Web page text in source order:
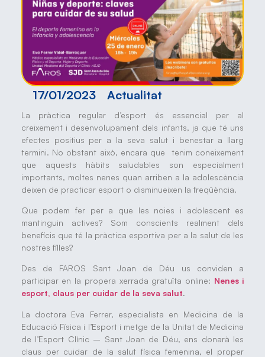
17/01/2023 Actualitat
La pràctica regular d’esport és essencial per al
creixement i desenvolupament dels infants, ja que té uns
efectes positius per a la seva salut i benestar a llarg
termini. No obstant això, encara que tenim coneixement
que aquests hàbits saludables son especialment
importants, moltes nenes quan arriben a la adolescència
deixen de practicar esport o disminueixen la freqüència.
Que podem fer per a que les noies i adolescent es
mantinguin actives? Som conscients realment dels
beneficis que té la pràctica esportiva per a la salut de les
nostres filles?
Des de FAROS Sant Joan de Déu us conviden a
participar en la propera xerrada gratuïta online: Nenes i
esport, claus per cuidar de la seva salut.
La doctora Eva Ferrer, especialista en Medicina de la
Educació Física i l’Esport i metge de la Unitat de Medicina
de l’Esport Clínic – Sant Joan de Déu, ens donarà les
claus per cuidar de la salut física femenina, el proper